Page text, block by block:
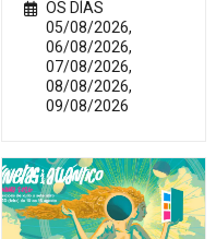
OS DÍAS
05/08/2026,
06/08/2026,
07/08/2026,
08/08/2026,
09/08/2026